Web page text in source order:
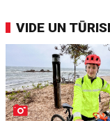
VIDE UN